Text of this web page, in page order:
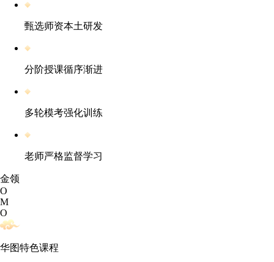
甄选师资本土研发
分阶授课循序渐进
多轮模考强化训练
老师严格监督学习
金领
O
M
O
华图特色课程